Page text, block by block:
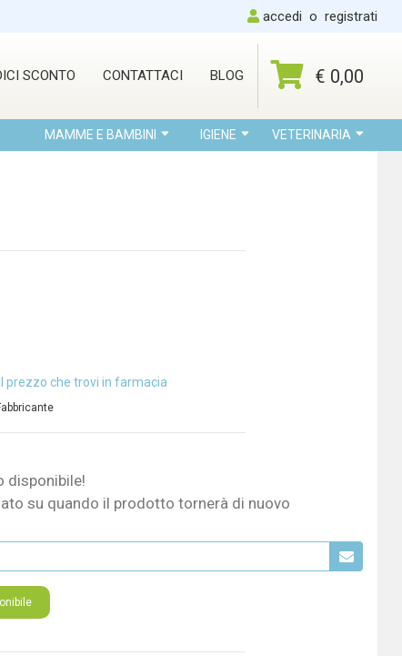
accedi o registrati
SCONTO CONTATTACI BLOG € 0,00
MAMME E BAMBINI IGIENE VETERINARIA
prezzo che trovi in farmacia
disponibile!
su quando il prodotto tornerà di nuovo